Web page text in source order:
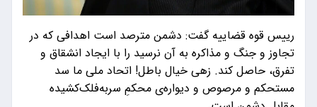
رییس قوه قضاییه گفت: دشمن مترصد است اهدافی که در
تجاوز و جنگ و مذاکره به آن نرسید را با ایجاد انشقاق و
تفرق، حاصل کند. زهی خیال باطل! اتحاد ملی ما سد
مستحکم و مرصوص و دیواره‌ی محکمِ سربه‌فلک‌کشیده